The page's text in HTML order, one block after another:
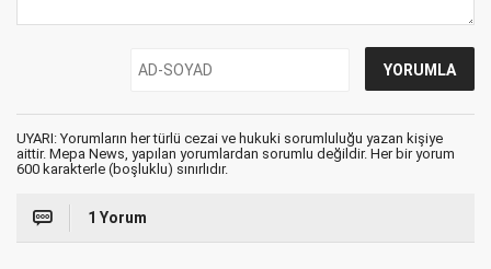
UYARI: Yorumların her türlü cezai ve hukuki sorumluluğu yazan kişiye
aittir. Mepa News, yapılan yorumlardan sorumlu değildir. Her bir yorum
600 karakterle (boşluklu) sınırlıdır.
1 Yorum